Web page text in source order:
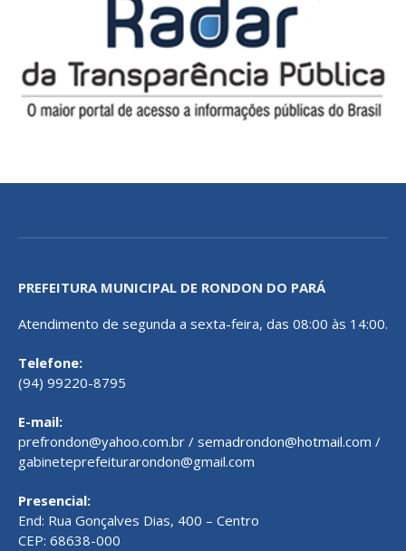
PREFEITURA MUNICIPAL DE RONDON DO PARÁ
Atendimento de segunda a sexta-feira, das 08:00 às 14:00.
Telefone:
(94) 99220-8795
E-mail:
prefrondon@yahoo.com.br / semadrondon@hotmail.com /
gabineteprefeiturarondon@gmail.com
Presencial:
End: Rua Gonçalves Dias, 400 – Centro
CEP: 68638-000